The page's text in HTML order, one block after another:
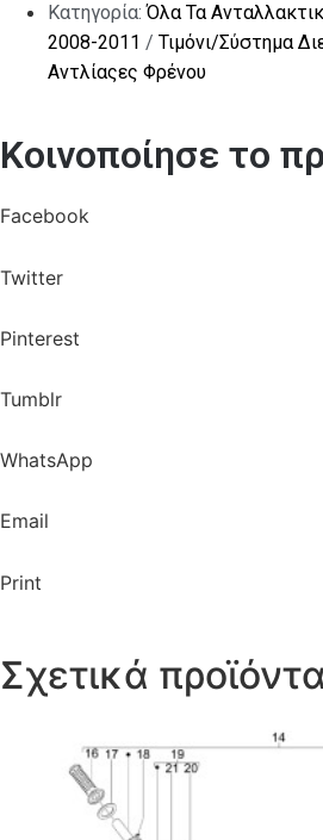
Κατηγορία:Όλα Τα
2008-2011 / Τιμόνι/Σύστημα
Αντλίαςες Φρένου
Κοινοποίησε το
Facebook
Twitter
Pinterest
Tumblr
WhatsApp
Email
Print
Σχετικά προϊόντα